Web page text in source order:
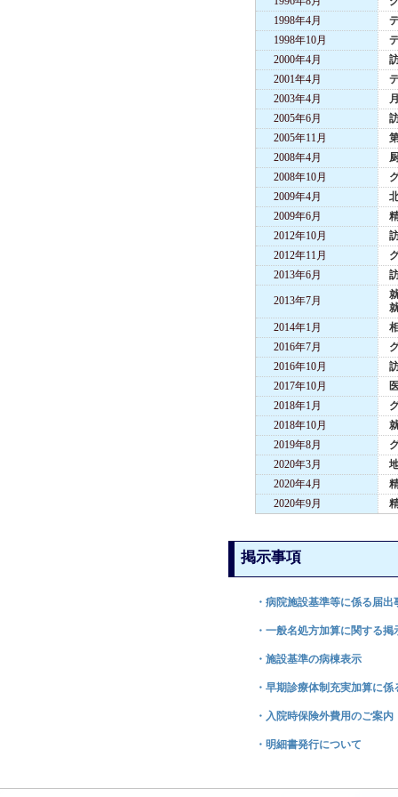
1998年4月
1998年10月
2000年4月
2001年4月
2003年4月
2005年6月
2005年11月
2008年4月
2008年10月
2009年4月
2009年6月
2012年10月
2012年11月
2013年6月
2013年7月
2014年1月
2016年7月
2016年10月
2017年10月
2018年1月
2018年10月
2019年8月
2020年3月
2020年4月
2020年9月
掲示事項
・病院施設基準等に係る届出
・一般名処方加算に関する掲
・施設基準の病棟表示
・早期診療体制充実加算に係
・入院時保険外費用のご案内
・明細書発行について